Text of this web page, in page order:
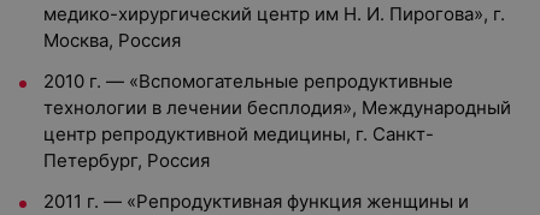
медико-хирургический центр им Н. И. Пирогова», г.
Москва, Россия
2010 г. — «Вспомогательные репродуктивные
технологии в лечении бесплодия», Международный
центр репродуктивной медицины, г. Санкт-
Петербург, Россия
2011 г. — «Репродуктивная функция женщины и